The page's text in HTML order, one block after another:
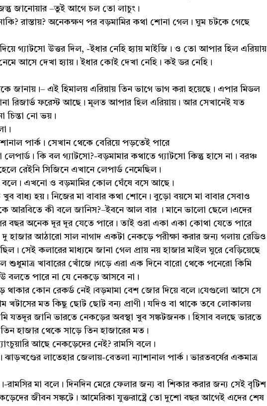
জানোয়ার –তুই আগে চল তো লাচুং।
রাস্তায়? অনেকক্ষণ পর বড়মামির কথা শোনা গেল। ঘুম চটকে গেছে
গ্যাটসো উত্তর দিল, -ইধার নেহি হ্যায় মাইজি। ও তো আপার হিল এরিয়ায়
আসে দেখা হ্যায়। ইধার কোই দেখা নেহি। কই ডর নেহি।
জানায়।– এই হিমালয় এরিয়ায় তিন ভাগে ভাগ করা হয়েছে। এপার মিডল
রিজার্ভ ফরেস্ট আছে। মূলত আপার হিল এরিয়ায়। আর সেখানেই যত
চিন্তা নো ভয়।
পার্ক। সেখান থেকে বেরিয়ে পড়তেই পারে
কি বল গ্যাটসো?-বড়মামার কথাতে গ্যাটসো কিন্তু হাসে না। বরঞ্চ
রেইনি সিজিনে এখানে লেপার্ড নেমেছিল।
এখনো ও বড়মামির কোল ঘেঁষে বসে আছে।
বাধ্য হয়। নিজের মা বাবার কথা শোনে। বুড়ো বয়সে মা বাবার সেবাও
আরবিতে কী বলে জানিস?–ইবনে আল বার । মানে ভালো ছেলে।এদের
বছর অনেক দূর দূর যেতে পারে। তাই ওরা একা একা কোথা যেতে পারে
হাজার আঠারো সাল নাগাদ একটা নেকড়ে পরীক্ষা করার জন্য গলায় রেডিও
ছিল। সেই কলারের মাধ্যমে জানা গেল প্রায় নয় হাজার মাইল ঘুরে বেড়িয়েছে
শুধুমাত্র খাবারের খোঁজে।গড়ে এরা এক দিনে বারো থেকে পনেরো কিমি
বলতে পারে না যে নেকড়ে আসবে না।
থাকার কোন রেকর্ড নেই।বড়মামা বেশ জোর দিয়ে বলে।যেগুলো আসে সে
মত কিছু ছোট ছোট বন্য প্রাণী। যদিও বা থাকে তবে লোকালয়
যতদূর জানি ভারতে নেকড়ের অবস্থা খুব সঙ্কটজনক। হিসাব বলছে ভারতে
হাজার থেকে সাড়ে তিন হাজারের মত।
আছে নেকড়েদের নেই? রামসি বলে।
ঝাড়খণ্ডের লাতেহার জেলায়-বেতলা ন্যাশানাল পার্ক। ভারতবর্ষের একমাত্র
রামসির মা বলে। দিনদিন মেরে ফেলার জন্য বা শিকার করার জন্য সেই বৃটিশ
জীবন সঙ্কটে। আমেরিকা যুক্তরাষ্ট্রে তো দুশো বছর আগেই এদের শেষ